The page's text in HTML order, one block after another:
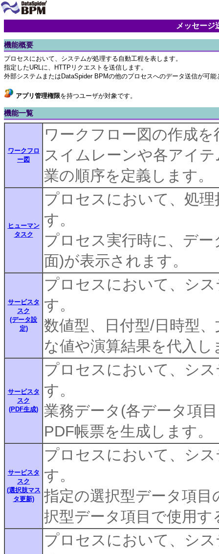
メッセージ
機能概要
プロセスにおいて、システムが処理する自動工程を表します。
指定したURLに、HTTPリクエストを送信します。
外部システムまたはDataSpider BPMの他のプロセスへのデータ送信が可能
アプリ管理権限を持つユーザが対象です。
機能一覧
ワークフロ
ー図
ワークフロー図の作成
スイムレーンや各アイ
業の順序を定義します。
ヒューマン
タスク
プロセスにおいて、処
す。
プロセス実行時に、デ
面)が表示されます。
サービスタ
スク
(データ設
定)
プロセスにおいて、シ
す。
数値型、日付型/日時型
な値や演算結果を代入し
サービスタ
スク
(PDF生成)
プロセスにおいて、シ
す。
業務データ(各データ項
PDF帳票を生成します。
サービスタ
スク
(選択肢マス
タ更新)
プロセスにおいて、シ
す。
指定の選択型データ項
択型データ項目で使用
プロセスにおいて、シ